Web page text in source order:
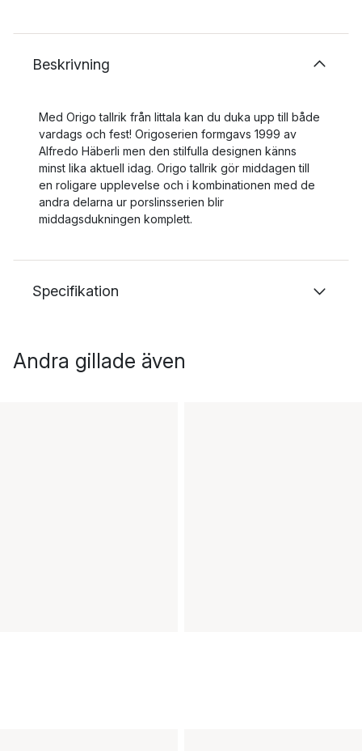
Beskrivning
Med Origo tallrik från Iittala kan du duka upp till både
vardags och fest! Origoserien formgavs 1999 av
Alfredo Häberli men den stilfulla designen känns
minst lika aktuell idag. Origo tallrik gör middagen till
en roligare upplevelse och i kombinationen med de
andra delarna ur porslinsserien blir
middagsdukningen komplett.
Specifikation
Andra gillade även